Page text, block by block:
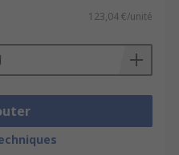
123,04 €/unité